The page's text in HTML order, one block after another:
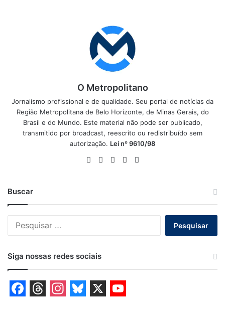
O Metropolitano
Jornalismo profissional e de qualidade. Seu portal de notícias da
Região Metropolitana de Belo Horizonte, de Minas Gerais, do
Brasil e do Mundo. Este material não pode ser publicado,
transmitido por broadcast, reescrito ou redistribuído sem
autorização. Lei nº 9610/98
WebsiteFacebook
X YouTube
Buscar
Siga nossas redes sociais